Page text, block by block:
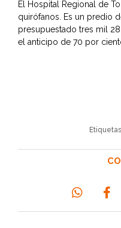
El Hospital Regional de
quirófanos. Es un predio
presupuestado tres mil
el anticipo de 70 por